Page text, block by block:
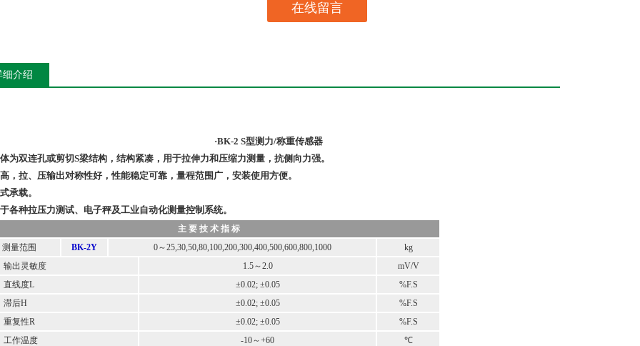
在线留言
细介绍
·BK-2 S型测力/称重传感器
体为双连孔或剪切S梁结构，结构紧凑，用于拉伸力和压缩力测量，抗侧向力强。
高，拉、压输出对称性好，性能稳定可靠，量程范围广，安装使用方便。
承载。
于各种拉压力测试、电子秤及工业自动化测量控制系统。
主 要 技 术 指 标
测量范围
BK-2Y 0～25,30,50,80,100,200,300,400,500,600,800,1000
kg
灵敏度
1.5～2.0
mV/V
度L
±0.02; ±0.05
%F.S
H
±0.02; ±0.05
%F.S
性R
±0.02; ±0.05
%F.S
温度
-10～+60
℃